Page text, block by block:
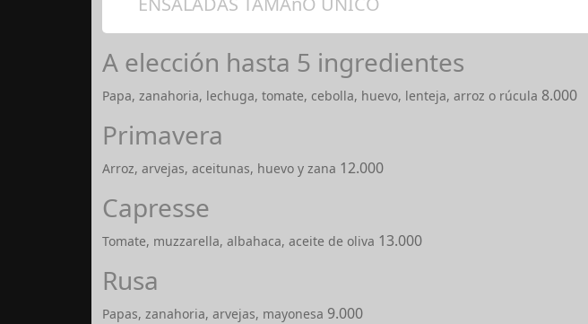
A elección hasta 5 ingredientes
Papa, zanahoria, lechuga, tomate, cebolla, huevo, lenteja, arroz o rúcula 8.000
Primavera
Arroz, arvejas, aceitunas, huevo y zana 12.000
Capresse
Tomate, muzzarella, albahaca, aceite de oliva 13.000
Rusa
Papas, zanahoria, arvejas, mayonesa 9.000